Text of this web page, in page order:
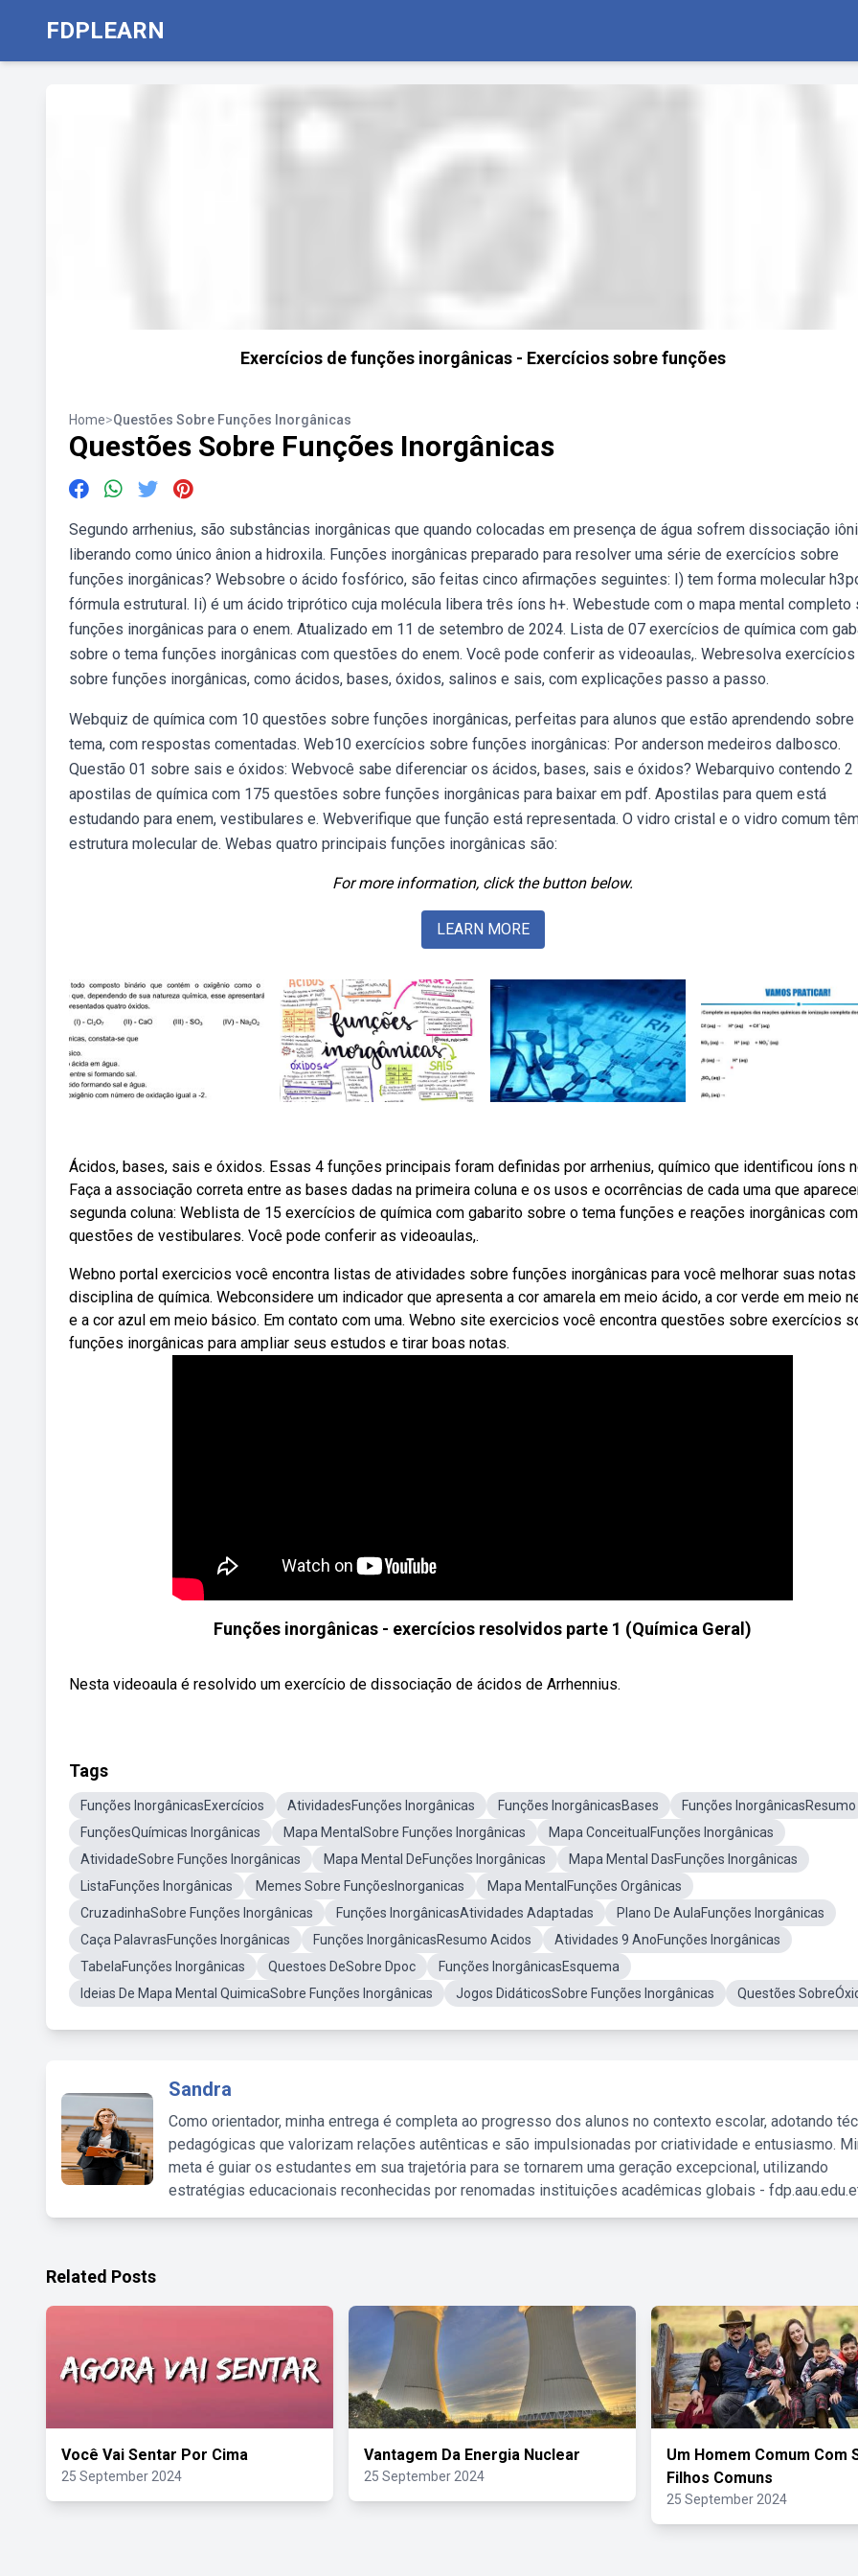
FDPLEARN
Exercícios de funções inorgânicas - Exercícios sobre funções
Home>Questões Sobre Funções Inorgânicas
Questões Sobre Funções Inorgânicas
Segundo arrhenius, são substâncias inorgânicas que quando colocadas em presença de água sofrem dissociação
liberando como único ânion a hidroxila. Funções inorgânicas preparado para resolver uma série de exercícios sobre
funções inorgânicas? Websobre o ácido fosfórico, são feitas cinco afirmações seguintes: I) tem forma molecular
fórmula estrutural. Ii) é um ácido triprótico cuja molécula libera três íons h+. Webestude com o mapa mental completo
funções inorgânicas para o enem. Atualizado em 11 de setembro de 2024. Lista de 07 exercícios de química com
sobre o tema funções inorgânicas com questões do enem. Você pode conferir as videoaulas,. Webresolva exercícios
sobre funções inorgânicas, como ácidos, bases, óxidos, salinos e sais, com explicações passo a passo.
Webquiz de química com 10 questões sobre funções inorgânicas, perfeitas para alunos que estão aprendendo sobre
tema, com respostas comentadas. Web10 exercícios sobre funções inorgânicas: Por anderson medeiros dalbosco.
Questão 01 sobre sais e óxidos: Webvocê sabe diferenciar os ácidos, bases, sais e óxidos? Webarquivo contendo 2
apostilas de química com 175 questões sobre funções inorgânicas para baixar em pdf. Apostilas para quem está
estudando para enem, vestibulares e. Webverifique que função está representada. O vidro cristal e o vidro comum
estrutura molecular de. Webas quatro principais funções inorgânicas são:
For more information, click the button below.
LEARN MORE
Ácidos, bases, sais e óxidos. Essas 4 funções principais foram definidas por arrhenius, químico que identificou íons
Faça a associação correta entre as bases dadas na primeira coluna e os usos e ocorrências de cada uma que
segunda coluna: Weblista de 15 exercícios de química com gabarito sobre o tema funções e reações inorgânicas com
questões de vestibulares. Você pode conferir as videoaulas,.
Webno portal exercicios você encontra listas de atividades sobre funções inorgânicas para você melhorar suas notas
disciplina de química. Webconsidere um indicador que apresenta a cor amarela em meio ácido, a cor verde em meio
e a cor azul em meio básico. Em contato com uma. Webno site exercicios você encontra questões sobre exercícios
funções inorgânicas para ampliar seus estudos e tirar boas notas.
Funções inorgânicas - exercícios resolvidos parte 1 (Química Geral)
Nesta videoaula é resolvido um exercício de dissociação de ácidos de Arrhennius.
Tags
Funções InorgânicasExercícios AtividadesFunções Inorgânicas Funções InorgânicasBases
Funções InorgânicasResumo
FunçõesQuímicas Inorgânicas
Mapa MentalSobre Funções Inorgânicas
Mapa ConceitualFunções Inorgânicas
AtividadeSobre Funções Inorgânicas
Mapa Mental DeFunções Inorgânicas
Mapa Mental DasFunções Inorgânicas
ListaFunções Inorgânicas
Memes Sobre FunçõesInorganicas
Mapa MentalFunções Orgânicas
CruzadinhaSobre Funções Inorgânicas
Funções InorgânicasAtividades Adaptadas
Plano De AulaFunções Inorgânicas
Caça PalavrasFunções Inorgânicas
Funções InorgânicasResumo Acidos
Atividades 9 AnoFunções Inorgânicas
TabelaFunções Inorgânicas
Questoes DeSobre Dpoc
Funções InorgânicasEsquema
Ideias De Mapa Mental QuimicaSobre Funções Inorgânicas
Jogos DidáticosSobre Funções Inorgânicas Questões
Sandra
Como orientador, minha entrega é completa ao progresso dos alunos no contexto escolar, adotando
pedagógicas que valorizam relações autênticas e são impulsionadas por criatividade e entusiasmo.
meta é guiar os estudantes em sua trajetória para se tornarem uma geração excepcional, utilizando
estratégias educacionais reconhecidas por renomadas instituições acadêmicas globais -
Related Posts
Você Vai Sentar Por Cima
25 September 2024
Vantagem Da Energia Nuclear
25 September 2024
Um Homem Comum Com
Filhos Comuns
25 September 2024